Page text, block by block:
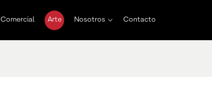
Comercial Arte Nosotros Contacto